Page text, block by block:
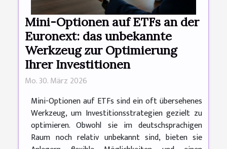
Mini-Optionen auf ETFs an der
Euronext: das unbekannte
Werkzeug zur Optimierung
Ihrer Investitionen
Mo. 30. März 2026
Mini-Optionen auf ETFs sind ein oft übersehenes
Werkzeug, um Investitionsstrategien gezielt zu
optimieren. Obwohl sie im deutschsprachigen
Raum noch relativ unbekannt sind, bieten sie